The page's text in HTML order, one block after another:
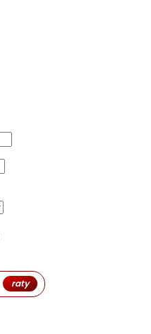
raty